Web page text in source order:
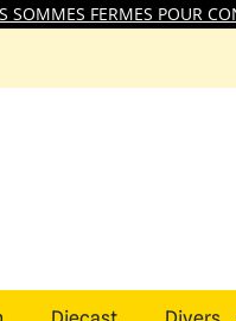
SOMMES FERMES POUR